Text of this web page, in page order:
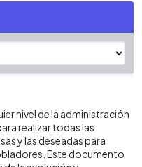
nivel de la administración
realizar todas las
y las deseadas para
Este documento